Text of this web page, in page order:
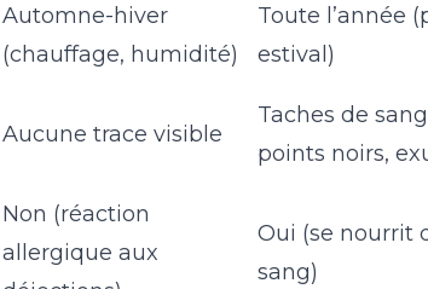
Automne-hiver
(chauffage, humidité)
Toute l’année
estival)
Aucune trace visible
Taches de
points noirs,
Non (réaction
allergique aux
Oui (se nourrit
sang)